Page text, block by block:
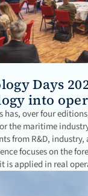
Days
into
has, over four
the maritime
from R&D,
focuses on the
is applied in real